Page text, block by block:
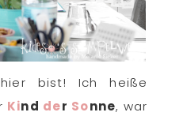
bist! Ich heiße
Kind der Sonne, war